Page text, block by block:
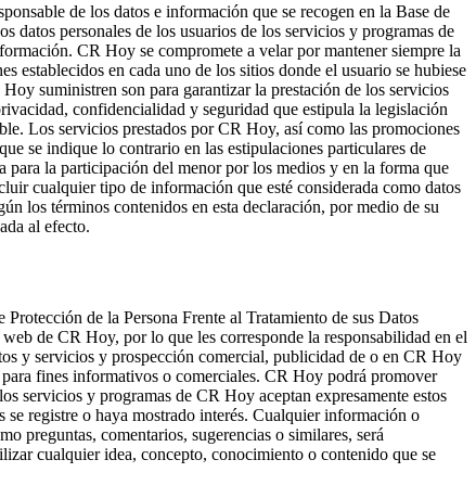
de los datos e información que se recogen en la Base de
datos personales de los usuarios de los servicios y programas de
CR Hoy se compromete a velar por mantener siempre la
en cada uno de los sitios donde el usuario se hubiese
suministren son para garantizar la prestación de los servicios
confidencialidad y seguridad que estipula la legislación
Los servicios prestados por CR Hoy, así como las promociones
se indique lo contrario en las estipulaciones particulares de
para la participación del menor por los medios y en la forma que
cualquier tipo de información que esté considerada como datos
los términos contenidos en esta declaración, por medio de su
al efecto.
de la Persona Frente al Tratamiento de sus Datos
de CR Hoy, por lo que les corresponde la responsabilidad en el
y servicios y prospección comercial, publicidad de o en CR Hoy
fines informativos o comerciales. CR Hoy podrá promover
servicios y programas de CR Hoy aceptan expresamente estos
registre o haya mostrado interés. Cualquier información o
preguntas, comentarios, sugerencias o similares, será
cualquier idea, concepto, conocimiento o contenido que se